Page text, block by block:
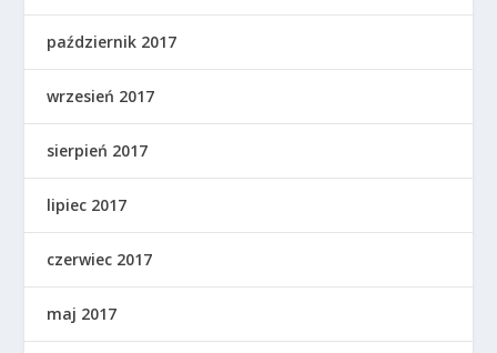
październik 2017
wrzesień 2017
sierpień 2017
lipiec 2017
czerwiec 2017
maj 2017